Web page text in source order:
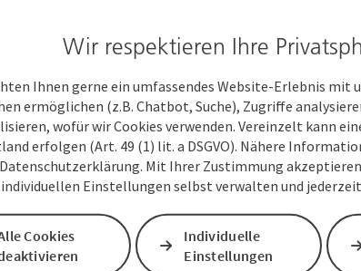
die WELS CARD in den Filialen in Wels
2021 fanden sich auch Bürgermeister Dr.
Mühlberger, Stadtrat Peter Lehner und GF
Touristik GmbH) ein.
Bürgermeister Dr. Andreas Rabl,
Colic, Wirtschaftsstadtrat Peter Lehner
Wir respektieren Ihre
Ihnen gerne ein umfassendes Website-Erlebnis mit
ermöglichen (z.B. Chatbot, Suche), Zugriffe
wofür wir Cookies verwenden. Vereinzelt kann
erfolgen (Art. 49 (1) lit. a DSGVO). Nähere
Mit Ihrer Zustimmung akzeptieren
Einstellungen selbst verwalten und
Cookies
Individuelle
Einstellungen